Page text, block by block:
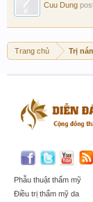
Cuu Dung
Trang chủ Trị
Phẫu thuật thẩm mỹ
Điều trị thẩm mỹ da